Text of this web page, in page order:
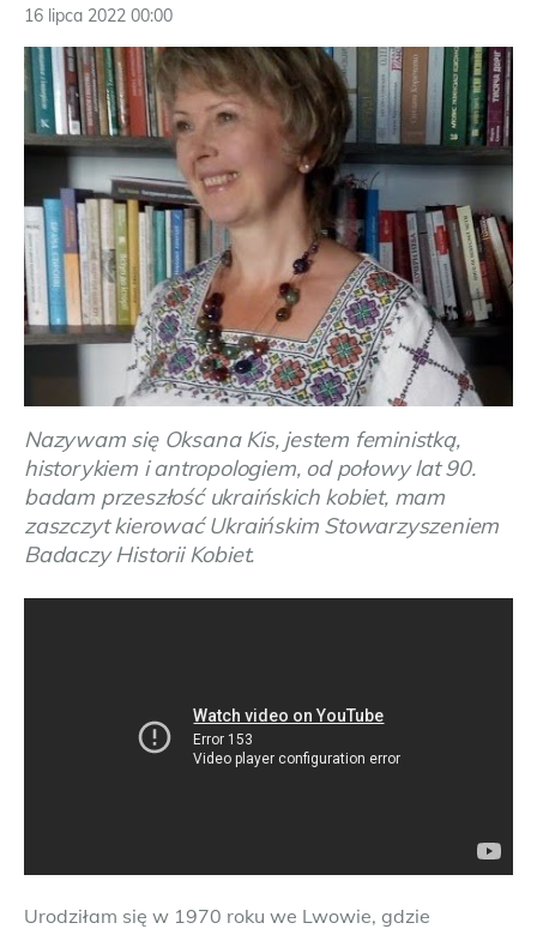
16 lipca 2022 00:00
Nazywam się Oksana Kis, jestem feministką,
historykiem i antropologiem, od połowy lat 90.
badam przeszłość ukraińskich kobiet, mam
zaszczyt kierować Ukraińskim Stowarzyszeniem
Badaczy Historii Kobiet.
Urodziłam się w 1970 roku we Lwowie, gdzie